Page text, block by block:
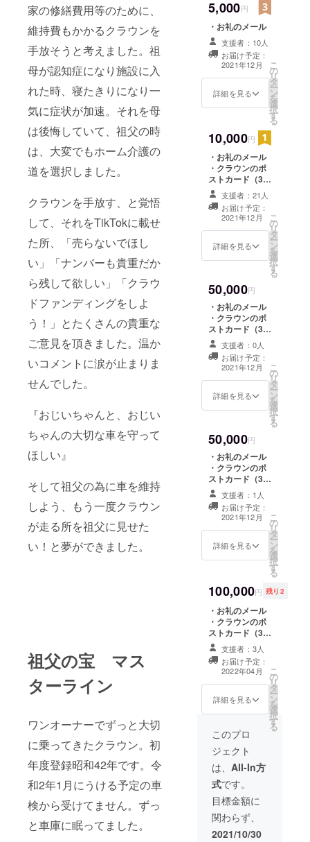
家の修繕費用等のために、
維持費もかかるクラウンを
手放そうと考えました。祖
母が認知症になり施設に入
れた時、寝たきりになり一
気に症状が加速。それを母
は後悔していて、祖父の時
は、大変でもホーム介護の
道を選択しました。
クラウンを手放す、と覚悟
して、それをTikTokに載せ
た所、「売らないでほし
い」「ナンバーも貴重だか
ら残して欲しい」「クラウ
ドファンディングをしよ
う！」とたくさんの貴重な
ご意見を頂きました。温か
いコメントに涙が止まりま
せんでした。
『おじいちゃんと、おじい
ちゃんの大切な車を守って
ほしい』
そして祖父の為に車を維持
しよう、もう一度クラウン
が走る所を祖父に見せた
い！と夢ができました。
祖父の宝 マス
ターライン
ワンオーナーでずっと大切
に乗ってきたクラウン。初
年度登録昭和42年です。令
和2年1月にうける予定の車
検から受けてません。ずっ
と車庫に眠ってました。
5,000円
・お礼のメール
支援者：10人
お届け予定：
2021年12月
詳細を見る
こ
の
リ
タ
ー
ン
を
選
択
す
る
10,000円
・お礼のメール
・クラウンのポ
ストカード（3種
類×各1枚ずつ）
を作成して、お
届けします。
支援者：21人
お届け予定：
2021年12月
詳細を見る
こ
の
リ
タ
ー
ン
を
選
択
す
る
50,000円
・お礼のメール
・クラウンのポ
ストカード（3種
類×各1枚ずつ）
を作成して、お
届けします。 ・
クラウンTシャツ
を作成して、お
届けします。
L、お選び頂けま
支援者：0人
お届け予定：
2021年12月
詳細を見る
こ
の
リ
タ
ー
ン
を
選
択
す
る
50,000円
・お礼のメール
・クラウンのポ
ストカード（3種
類×各1枚ずつ）
を作成して、お
届けします。 ・
クラウントート
バッグを作成し
て、お届けしま
支援者：1人
お届け予定：
2021年12月
詳細を見る
こ
の
リ
タ
ー
ン
を
選
択
す
る
100,000円 残り2
・お礼のメール
・クラウンのポ
ストカード（3種
類×各1枚ずつ）
を作成して、お
届けします。 ・
クラウンTシャツ
と、トートバッ
グを作成して、
（Tシャツサイズ
はMかL、お選び
頂けます。） ・
クラウンに乗っ
てドライブしま
しょう！ （広島
県内です。場所
日時、応相
談。）
支援者：3人
お届け予定：
2022年04月
詳細を見る
こ
の
リ
タ
ー
ン
を
選
択
す
る
このプロ
ジェクト
は、 All-In方
式です。
目標金額に
関わらず、
2021/10/30